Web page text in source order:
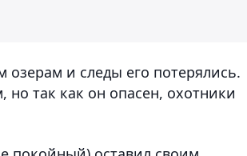
озерам и следы его потерялись.
но так как он опасен, охотники